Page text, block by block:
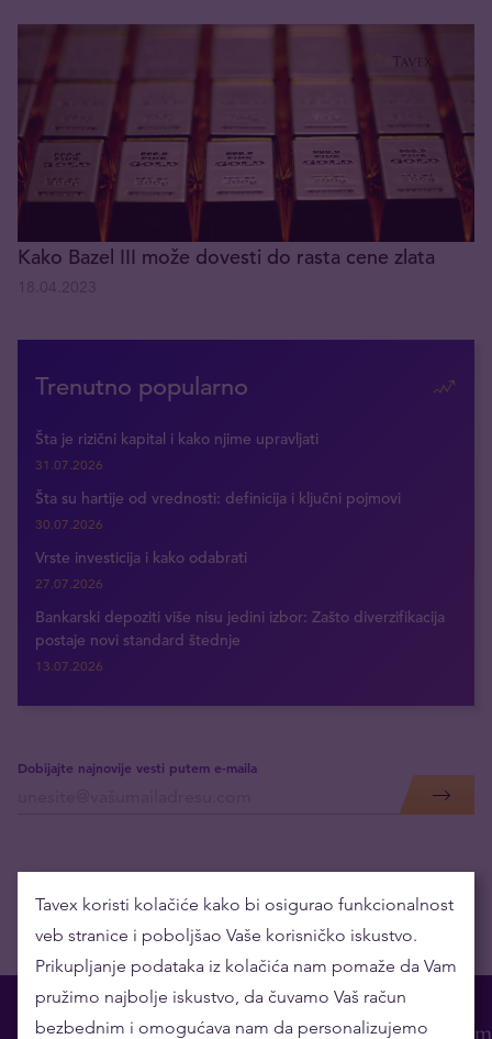
Kako Bazel III može dovesti do rasta cene zlata
Trenutno popularno
Šta je rizični kapital i kako njime upravljati
31.07.2026
Šta su hartije od vrednosti: definicija i ključni pojmovi
30.07.2026
Vrste investicija i kako odabrati
27.07.2026
Bankarski depoziti više nisu jedini izbor: Zašto diverzifikacija
postaje novi standard štednje
13.07.2026
Dobijajte najnovije vesti putem e-maila
Tavex koristi kolačiće kako bi osigurao funkcionalnost
veb stranice i poboljšao Vaše korisničko iskustvo.
Prikupljanje podataka iz kolačića nam pomaže da Vam
pružimo najbolje iskustvo, da čuvamo Vaš račun
bezbednim i omogućava nam da personalizujemo